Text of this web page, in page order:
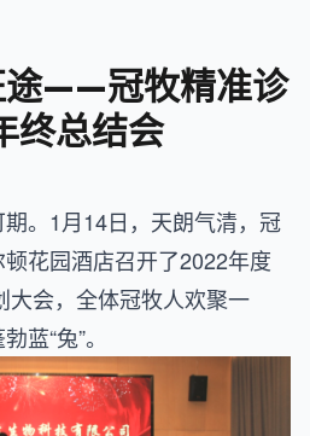
途——冠牧精准诊
终总结会
。1月14日，天朗气清，冠
花园酒店召开了2022年度
大会，全体冠牧人欢聚一
蓝“兔”。